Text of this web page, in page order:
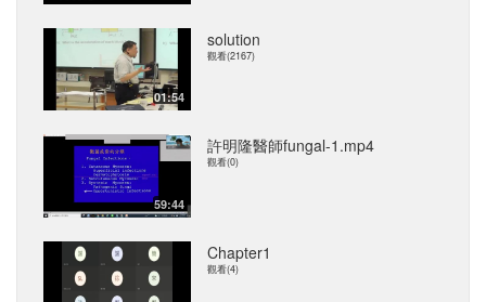
01:54
solution
觀看(2167)
59:44
許明隆醫師fungal-1.mp4
觀看(0)
Chapter1
觀看(4)